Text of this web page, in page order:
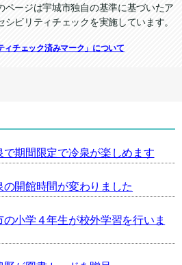
ィチェック
ページは宇城市独自の基準に基づいたア
シビリティチェックを実施しています。
チェック済みマーク」について
期間限定で冷泉が楽しめます
開館時間が変わりました
小学４年生が校外学習を行いま